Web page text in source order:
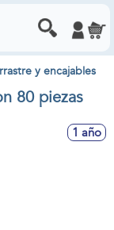
y encajables
80 piezas
1 año